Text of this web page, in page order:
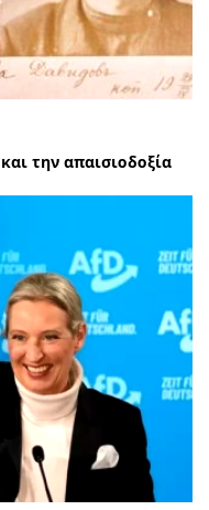
την απαισιοδοξία